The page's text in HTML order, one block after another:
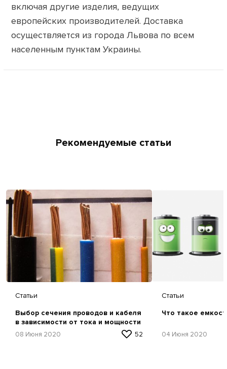
включая другие изделия, ведущих
европейских производителей. Доставка
осуществляется из города Львова по всем
населенным пунктам Украины.
Рекомендуемые статьи
Статьи
Выбор сечения проводов и кабеля
в зависимости от тока и мощности
08 Июня 2020 52
Статьи
Что такое
04 Июня 2020